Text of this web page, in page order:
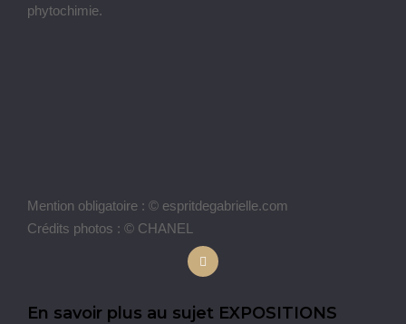
phytochimie.
Mention obligatoire : © espritdegabrielle.com
Crédits photos : © CHANEL
En savoir plus au sujet EXPOSITIONS